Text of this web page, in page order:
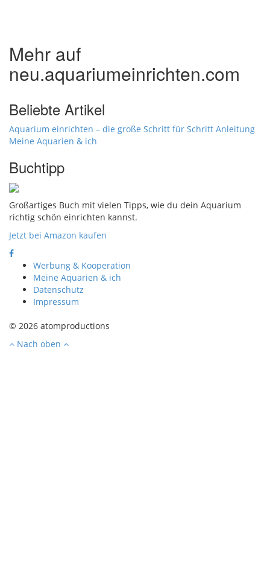
Mehr auf
neu.aquariumeinrichten.com
Beliebte Artikel
Aquarium einrichten – die große Schritt für Schritt Anleitung
Meine Aquarien & ich
Buchtipp
Großartiges Buch mit vielen Tipps, wie du dein Aquarium
richtig schön einrichten kannst.
Jetzt bei Amazon kaufen
Werbung & Kooperation
Meine Aquarien & ich
Datenschutz
Impressum
© 2026 atomproductions
Nach oben